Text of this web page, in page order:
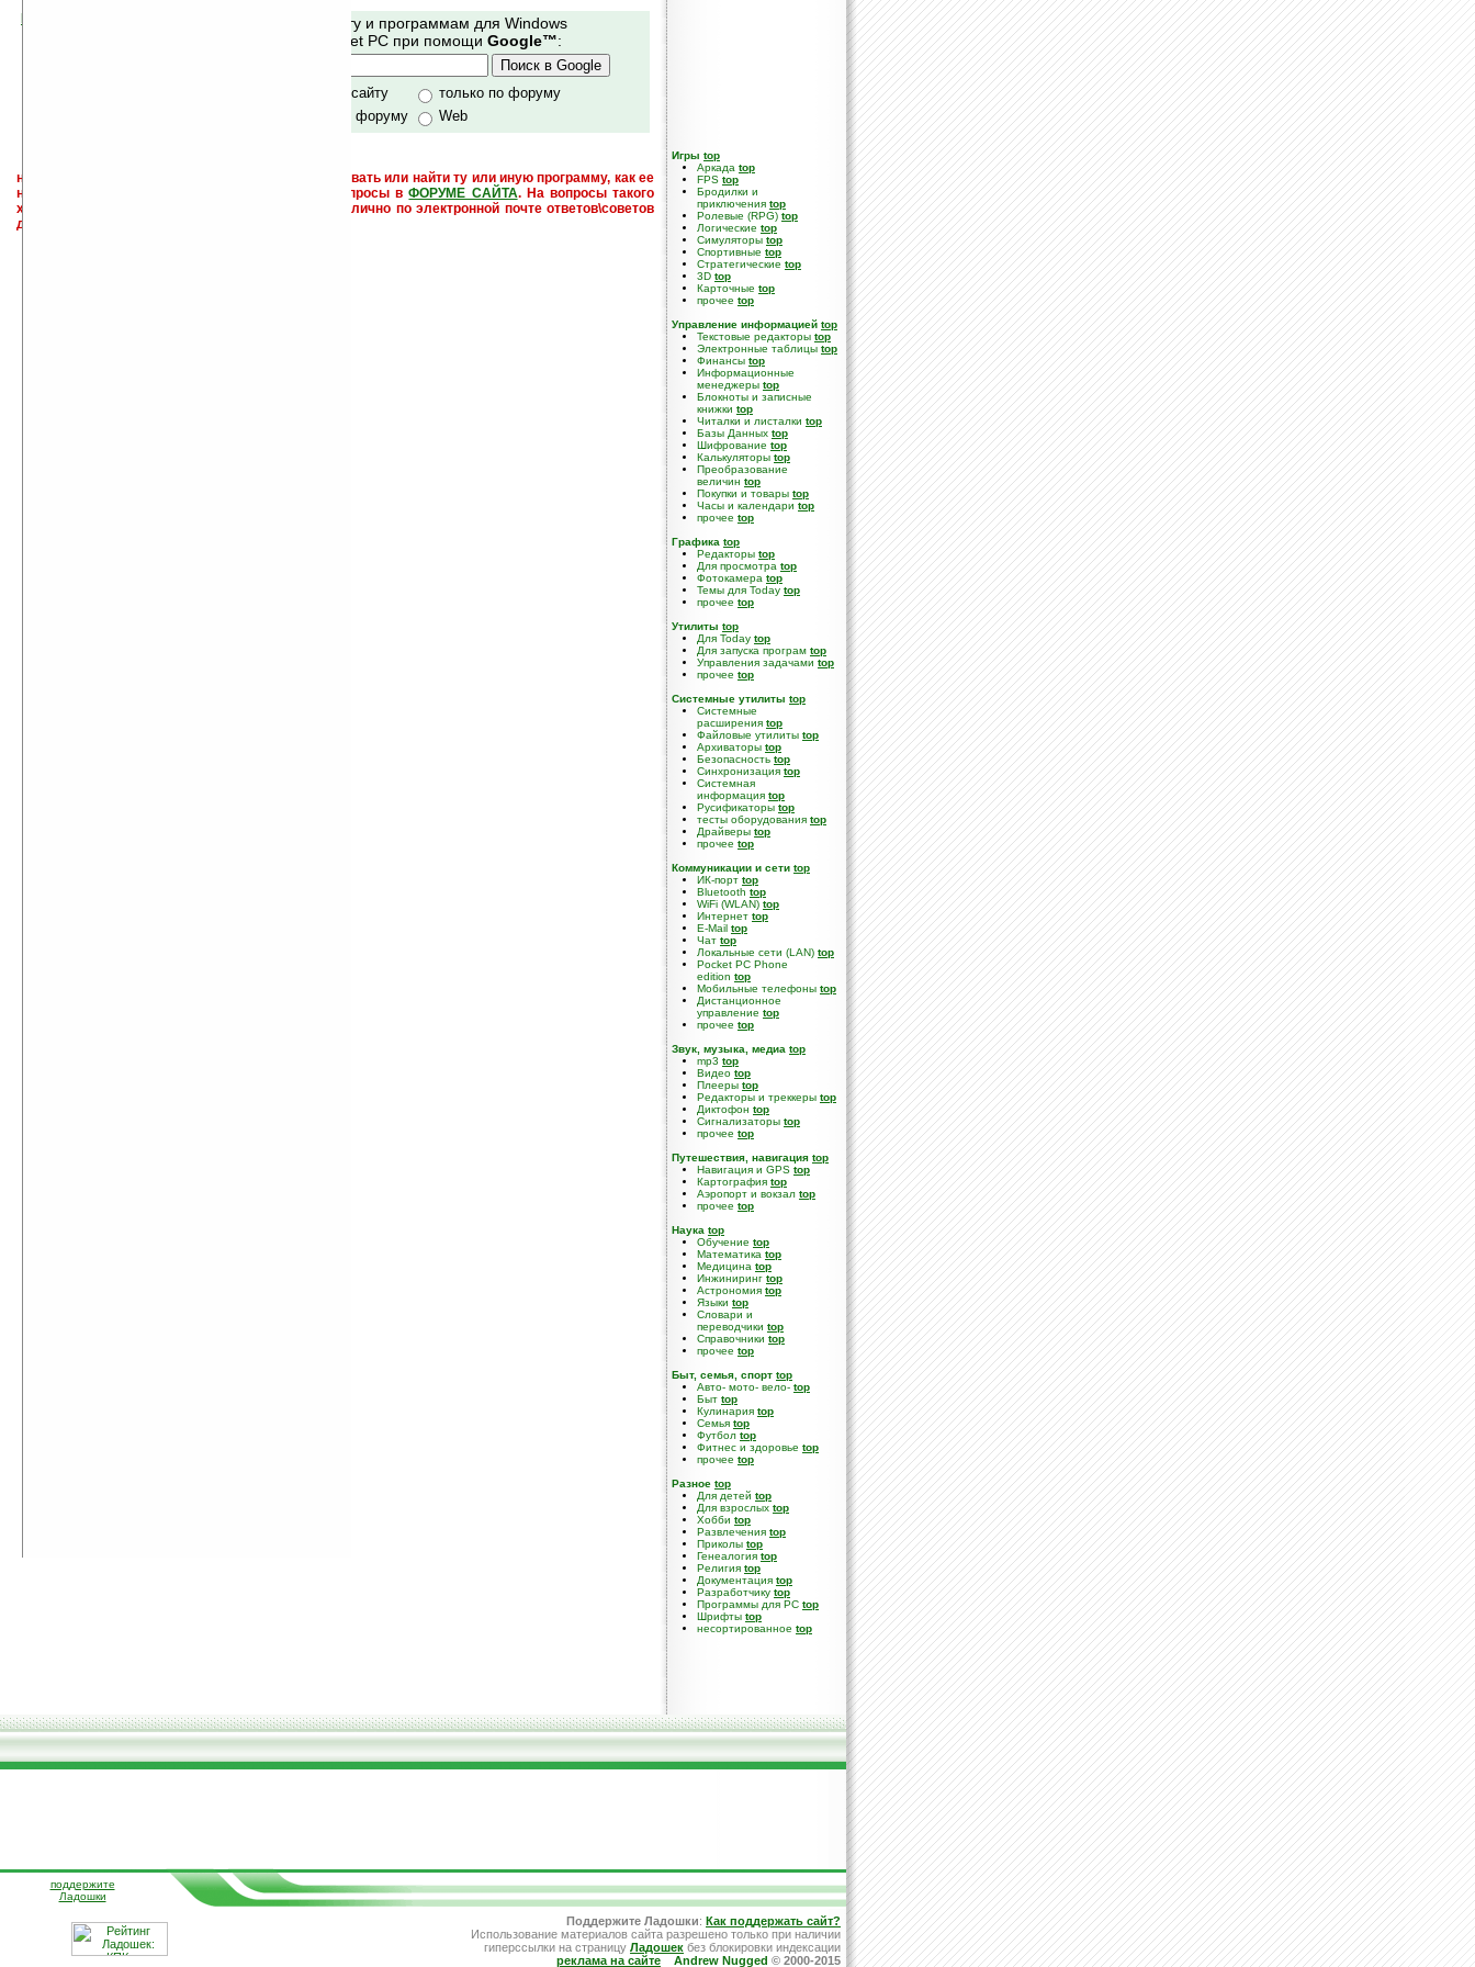
Поиск по сайту и программам для Windows
Mobile и Pocket PC при помощи Google™:
только по сайту
только по форуму
по сайту и форуму
Web
не забывайте, что если Вы не знаете как использовать или найти ту или иную программу, как ее
настроить и с ней разобраться - пишите свои вопросы вФОРУМЕ САЙТА. На вопросы такого
характера менеджеры разделов или автор сайта лично по электронной почте ответов\советов
давать всем не успевают физически.
Игры top
Аркада top
FPS top
Бродилки и
приключения top
Ролевые (RPG) top
Логические top
Симуляторы top
Спортивные top
Стратегические top
3D top
Карточные top
прочее top
Управление информацией top
Текстовые редакторы top
Электронные таблицы top
Финансы top
Информационные
менеджеры top
Блокноты и записные
книжки top
Читалки и листалки top
Базы Данных top
Шифрование top
Калькуляторы top
Преобразование
величин top
Покупки и товары top
Часы и календари top
прочее top
Графика top
Редакторы top
Для просмотра top
Фотокамера top
Темы для Today top
прочее top
Утилиты top
Для Today top
Для запуска програм top
Управления задачами top
прочее top
Системные утилиты top
Cистемные
расширения top
Файловые утилиты top
Архиваторы top
Безопасность top
Синхронизация top
Системная
информация top
Русификаторы top
тесты оборудования top
Драйверы top
прочее top
Коммуникации и сети top
ИК-порт top
Bluetooth top
WiFi (WLAN) top
Интернет top
E-Mail top
Чат top
Локальные сети (LAN) top
Pocket PC Phone
edition top
Мобильные телефоны top
Дистанционное
управление top
прочее top
Звук, музыка, медиа top
mp3 top
Видео top
Плееры top
Редакторы и треккеры top
Диктофон top
Сигнализаторы top
прочее top
Путешествия, навигация top
Навигация и GPS top
Картография top
Аэропорт и вокзал top
прочее top
Наука top
Обучение top
Математика top
Медицина top
Инжиниринг top
Астрономия top
Языки top
Словари и
переводчики top
Справочники top
прочее top
Быт, семья, спорт top
Авто- мото- вело- top
Быт top
Кулинария top
Семья top
Футбол top
Фитнес и здоровье top
прочее top
Разное top
Для детей top
Для взрослых top
Хобби top
Развлечения top
Приколы top
Генеалогия top
Религия top
Документация top
Разработчику top
Программы для PC top
Шрифты top
несортированное top
поддержите
Ладошки
Поддержите Ладошки: Как поддержать сайт?
Использование материалов сайта разрешено только при наличии
гиперссылки на страницу Ладошек без блокировки индексации
реклама на сайте
Andrew Nugged © 2000-2015